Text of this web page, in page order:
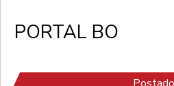
PORTAL BO